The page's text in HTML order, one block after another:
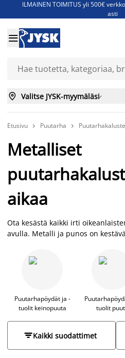
ILMAINEN TOIMITUS yli 500€
asti
Jenkkisänkyjä -

 Valitse JYSK-myymäläsi
Etusivu  Puutarha 
Metalliset
aikaa
Ota kesästä kaikki irti
avulla. Metalli ja punos on
saippualla. JYSKistä löydät
hintaan eri tyyleissä.
Puutarhapöydät ja -
tuolit keinopuuta
tuolit
Kaikki suodattimet